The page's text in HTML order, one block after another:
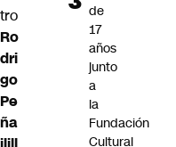
tro
Ro
dri
go
Pe
ña
de
17
años
junto
a
la
Fundación
Cultural